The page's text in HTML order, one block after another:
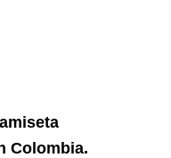
Colombia.